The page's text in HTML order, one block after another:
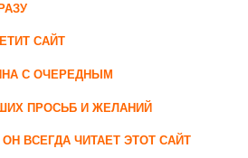
САЙТ
С ОЧЕРЕДНЫМ
ПРОСЬБ И ЖЕЛАНИЙ
ВСЕГДА ЧИТАЕТ ЭТОТ САЙТ